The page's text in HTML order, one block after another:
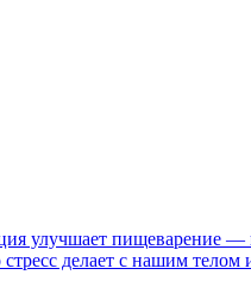
улучшает пищеварение —
делает с нашим телом